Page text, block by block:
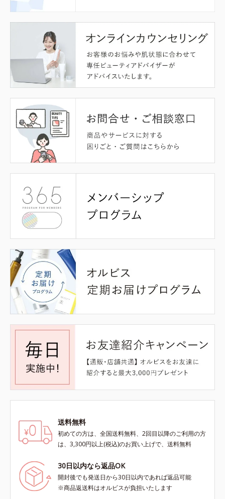
送料無料
初めての方は、全国送料無料、2回目以降のご利用の方
は、3,300円以上(税込)のお買い上げで、送料無料
30日以内なら返品OK
開封後でも発送日から30日以内であれば返品可能
※商品返送料はオルビスが負担いたします